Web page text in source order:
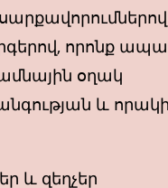
որոնք
օղակ
և որակի
և զեղչեր